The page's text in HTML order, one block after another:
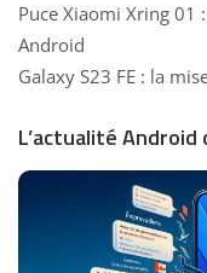
Puce Xiaomi Xring
Android
Galaxy S23 FE : la
L’actualité Android